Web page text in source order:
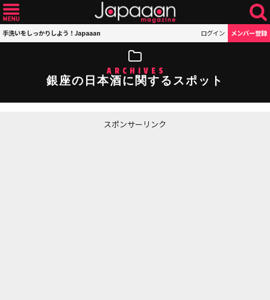
手洗いをしっかりしよう！Japaaan ログイン メンバー登録
ARCHIVES
銀座の日本酒に関するスポット
スポンサーリンク